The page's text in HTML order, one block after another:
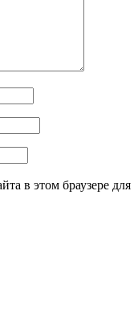
в этом браузере для